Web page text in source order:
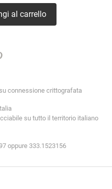
al carrello
connessione crittografata
su tutto il territorio italiano
oppure 333.1523156